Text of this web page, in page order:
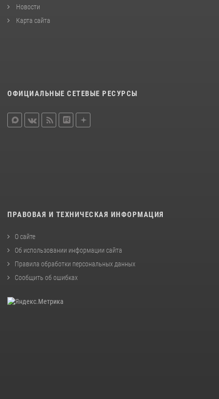
Новости
Карта сайта
ОФИЦИАЛЬНЫЕ СЕТЕВЫЕ РЕСУРСЫ
ПРАВОВАЯ И ТЕХНИЧЕСКАЯ ИНФОРМАЦИЯ
О сайте
Об использовании информации сайта
Правила обработки персональных данных
Сообщить об ошибках